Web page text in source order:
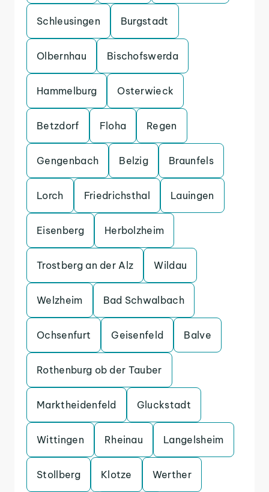
Schleusingen Burgstadt
Olbernhau Bischofswerda
Hammelburg Osterwieck
Betzdorf Floha Regen
Gengenbach Belzig Braunfels
Lorch Friedrichsthal Lauingen
Eisenberg Herbolzheim
Trostberg an der Alz Wildau
Welzheim Bad Schwalbach
Ochsenfurt Geisenfeld Balve
Rothenburg ob der Tauber
Marktheidenfeld Gluckstadt
Wittingen Rheinau Langelsheim
Stollberg Klotze Werther